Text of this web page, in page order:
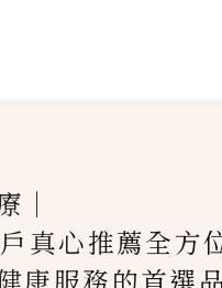
｜
真心推薦全方
康服務的首選